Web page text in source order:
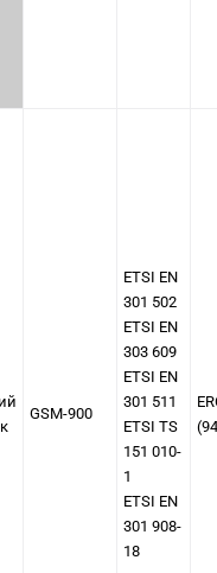
GSM-900
ETSI EN
301 502
ETSI EN
303 609
ETSI EN
301 511
ETSI TS
151 010-
1
ETSI EN
301 908-
18